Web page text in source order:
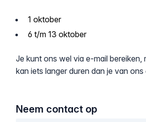
1 oktober
6 t/m 13 oktober
Je kunt ons wel via e-mail bereiken,
kan iets langer duren dan je van
Neem contact op